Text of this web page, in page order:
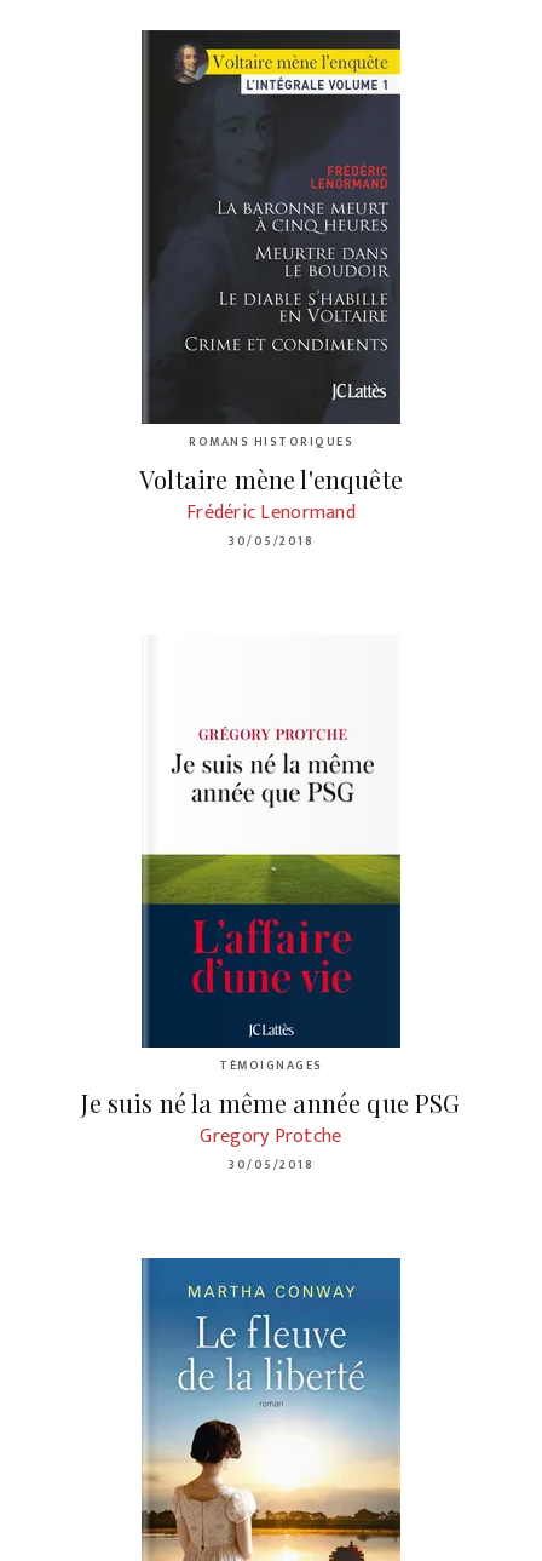
ROMANS HISTORIQUES
Voltaire mène l'enquête
Frédéric Lenormand
30/05/2018
TÉMOIGNAGES
Je suis né la même année que PSG
Gregory Protche
30/05/2018